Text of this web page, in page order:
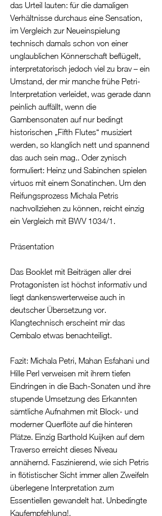
das Urteil lauten: für die damaligen
Verhältnisse durchaus eine Sensation,
im Vergleich zur Neueinspielung
technisch damals schon von einer
unglaublichen Könnerschaft beflügelt,
interpretatorisch jedoch viel zu brav – ein
Umstand, der mir manche frühe Petri-
Interpretation verleidet, was gerade dann
peinlich auffällt, wenn die
Gambensonaten auf nur bedingt
historischen „Fifth Flutes“ musiziert
werden, so klanglich nett und spannend
das auch sein mag.. Oder zynisch
formuliert: Heinz und Sabinchen spielen
virtuos mit einem Sonatinchen. Um den
Reifungsprozess Michala Petris
nachvollziehen zu können, reicht einzig
ein Vergleich mit BWV 1034/1.
Präsentation
Das Booklet mit Beiträgen aller drei
Protagonisten ist höchst informativ und
liegt dankenswerterweise auch in
deutscher Übersetzung vor.
Klangtechnisch erscheint mir das
Cembalo etwas benachteiligt.
Fazit: Michala Petri, Mahan Esfahani und
Hille Perl verweisen mit ihrem tiefen
Eindringen in die Bach-Sonaten und ihre
stupende Umsetzung des Erkannten
sämtliche Aufnahmen mit Block- und
moderner Querflöte auf die hinteren
Plätze. Einzig Barthold Kuijken auf dem
Traverso erreicht dieses Niveau
annähernd. Faszinierend, wie sich Petris
in flötistischer Sicht immer allen Zweifeln
überlegene Interpretation zum
Essentiellen gewandelt hat. Unbedingte
Kaufempfehlung!.